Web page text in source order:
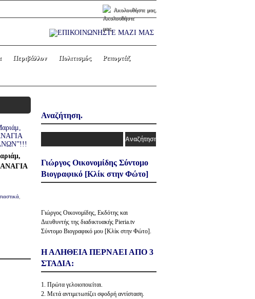
Ακολουθήστε μας.
Περιβάλλον Πολιτισμός
Ρεπορτάζ
Αναζήτηση.
Γιώργος Οικονομίδης Σύντομο
Βιογραφικό [Κλίκ στην Φώτο]
Γιώργος Οικονομίδης, Εκδότης και
Διευθυντής της διαδικτυακής Pieria.tv
Σύντομο Βιογραφικό μου [Κλίκ στην Φώτο].
Η ΑΛΗΘΕΙΑ ΠΕΡΝΑΕΙ ΑΠΟ 3
ΣΤΑΔΙΑ:
1. Πρώτα γελοιοποιείται.
2. Μετά αντιμετωπίζει σφοδρή αντίσταση.